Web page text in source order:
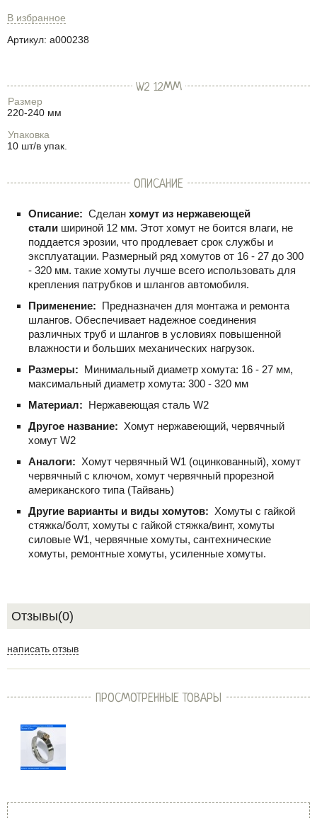
В избранное
Артикул: a000238
W2 12ММ
Размер
220-240 мм
Упаковка
10 шт/в упак.
ОПИСАНИЕ
Описание: Сделан хомут из нержавеющей
стали шириной 12 мм. Этот хомут не боится влаги, не
поддается эрозии, что продлевает срок службы и
эксплуатации. Размерный ряд хомутов от 16 - 27 до 300
- 320 мм. такие хомуты лучше всего использовать для
крепления патрубков и шлангов автомобиля.
Применение: Предназначен для монтажа и ремонта
шлангов. Обеспечивает надежное соединения
различных труб и шлангов в условиях повышенной
влажности и больших механических нагрузок.
Размеры: Минимальный диаметр хомута: 16 - 27 мм,
максимальный диаметр хомута: 300 - 320 мм
Материал: Нержавеющая сталь W2
Другое название: Хомут нержавеющий, червячный
хомут W2
Аналоги: Хомут червячный W1 (оцинкованный), хомут
червячный с ключом, хомут червячный прорезной
американского типа (Тайвань)
Другие варианты и виды хомутов: Хомуты с гайкой
стяжка/болт, хомуты с гайкой стяжка/винт, хомуты
силовые W1, червячные хомуты, сантехнические
хомуты, ремонтные хомуты, усиленные хомуты.
Отзывы(0)
написать отзыв
ПРОСМОТРЕННЫЕ ТОВАРЫ